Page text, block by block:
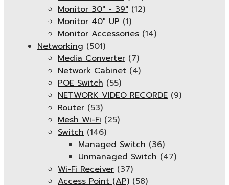
Monitor 30" - 39" (12)
Monitor 40" UP (1)
Monitor Accessories (14)
Networking (501)
Media Converter (7)
Network Cabinet (4)
POE Switch (55)
NETWORK VIDEO RECORDE (9)
Router (53)
Mesh Wi-Fi (25)
Switch (146)
Managed Switch (36)
Unmanaged Switch (47)
Wi-Fi Receiver (37)
Access Point (AP) (58)